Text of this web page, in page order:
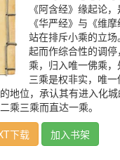
《阿含经》缘起论，
《华严经》与《维
站在排斥小乘的立
起而作综合性的调
乘，归入唯一佛乘
三乘是权非实，唯一
地位，承认其有进入化
乘三乘而直达一乘。
下载 加入书架